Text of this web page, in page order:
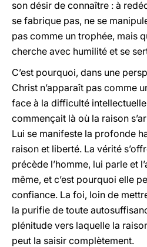
son désir de connaître : à
se fabrique pas, ne se
pas comme un trophée, mais
cherche avec humilité et se
C’est pourquoi, dans une
Christ n’apparaît pas comme
face à la difficulté
commençait là où la raison
Lui se manifeste la profonde
raison et liberté. La vérité
précède l’homme, lui parle et
même, et c’est pourquoi elle
confiance. La foi, loin de
la purifie de toute
plénitude vers laquelle la
peut la saisir complètement.